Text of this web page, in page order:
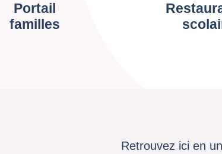
Portail
familles
Retrouvez ici en